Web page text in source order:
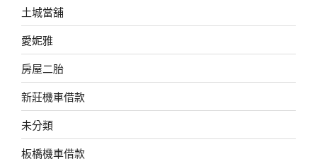
土城當舖
愛妮雅
房屋二胎
新莊機車借款
未分類
板橋機車借款